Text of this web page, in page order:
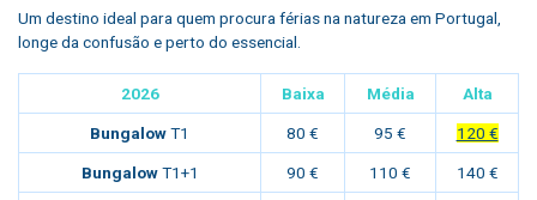
Um destino ideal para quem procura férias na natureza em Portugal,
longe da confusão e perto do essencial.
2026 Baixa Média Alta
BungalowT1 80 € 95 € 120 €
BungalowT1+1 90 € 110 € 140 €